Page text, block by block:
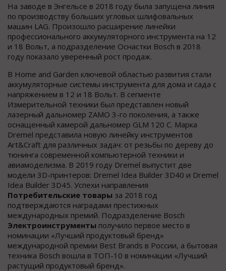
На заводе в Энгельсе в 2018 году была запущена линия
по производству больших угловых шлифовальных
машин LAG. Произошло расширение линейки
профессионального аккумуляторного инструмента на 12
и 18 Вольт, а подразделение Оснастки Bosch в 2018
году показало уверенный рост продаж.
В Home and Garden ключевой областью развития стали
аккумуляторные системы инструмента для дома и сада с
напряжением в 12 и 18 Вольт. В сегменте
Измерительной техники был представлен новый
лазерный дальномер ZAMO 3-го поколения, а также
оснащенный камерой дальномер GLM 120 C. Марка
Dremel представила новую линейку инструментов
Art&Craft для различных задач: от резьбы по дереву до
тюнинга современной компьютерной техники и
авиамоделизма. В 2019 году Dremel выпустит две
модели 3D-принтеров: Dremel Idea Builder 3D40 и Dremel
Idea Builder 3D45. Успехи направления
Потребительские товары за 2018 год
подтверждаются наградами престижных
международных премий. Подразделение Bosch
Электроинструменты получило первое место в
номинации «Лучший продуктовый бренд»
международной премии Best Brands в России, а бытовая
техника Bosch вошла в ТОП-10 в номинации «Лучший
растущий продуктовый бренд».